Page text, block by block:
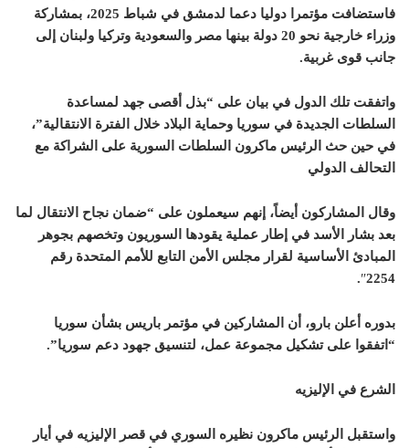
فاستضافت مؤتمرا دوليا دعما لدمشق في شباط 2025، بمشاركة
وزراء خارجية نحو 20 دولة بينها مصر والسعودية وتركيا ولبنان إلى
جانب قوى غربية.
واتفقت تلك الدول في بيان على “بذل أقصى جهد لمساعدة
السلطات الجديدة في سوريا وحماية البلاد خلال الفترة الانتقالية”،
في حين حث الرئيس ماكرون السلطات السورية على الشراكة مع
التحالف الدولي
وقال المشاركون أيضاً، إنهم سيعملون على “ضمان نجاح الانتقال لما
بعد بشار الأسد في إطار عملية يقودها السوريون وتخصهم بجوهر
المبادئ الأساسية لقرار مجلس الأمن التابع للأمم المتحدة رقم
2254
″
.
بدوره أعلن بارو، أن المشاركين في مؤتمر باريس بشأن سوريا
“اتفقوا على تشكيل مجموعة عمل، لتنسيق جهود دعم سوريا”.
الشرع في الإليزيه
واستقبل الرئيس ماكرون نظيره السوري في قصر الإليزيه في أيار